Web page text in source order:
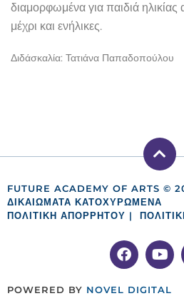
διαμορφωμένα για παιδιά
μέχρι και ενήλικες.
Διδάσκαλία: Τατιάνα Παπαδοπούλου
FUTURE ACADEMY OF ARTS ©
ΔΙΚΑΙΩΜΑΤΑ ΚΑΤΟΧΥΡΩΜΕΝΑ
ΠΟΛΙΤΙΚΗ ΑΠΟΡΡΗΤΟΥ |
POWERED BY NOVEL DIGITAL